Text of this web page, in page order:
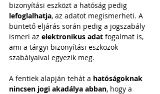
bizonyítási eszközt a hatóság pedig
lefoglalhatja, az adatot megismerheti. A
büntető eljárás során pedig a jogszabály
ismeri az elektronikus adat fogalmat is,
ami a tárgyi bizonyítási eszközök
szabályaival egyezik meg.
A fentiek alapján tehát a hatóságoknak
nincsen jogi akadálya abban, hogy a